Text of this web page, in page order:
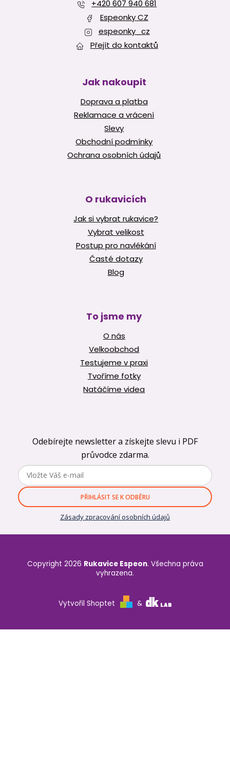
+420 607 940 681
Espeonky CZ
espeonky_cz
Přejít do kontaktů
Jak nakoupit
Doprava a platba
Reklamace a vrácení
Slevy
Obchodní podmínky
Ochrana osobních údajů
O rukavicích
Jak si vybrat rukavice?
Vybrat velikost
Postup pro navlékání
Časté dotazy
Blog
To jsme my
O nás
Velkoobchod
Testujeme v praxi
Tvoříme fotky
Natáčíme videa
Odebírejte newsletter a získejte slevu i PDF
průvodce zdarma.
PŘIHLÁSIT SE K ODBĚRU
Zásady zpracování osobních údajů
Vytvořil Shoptet &
Copyright 2026 Rukavice Espeon. Všechna práva
vyhrazena.